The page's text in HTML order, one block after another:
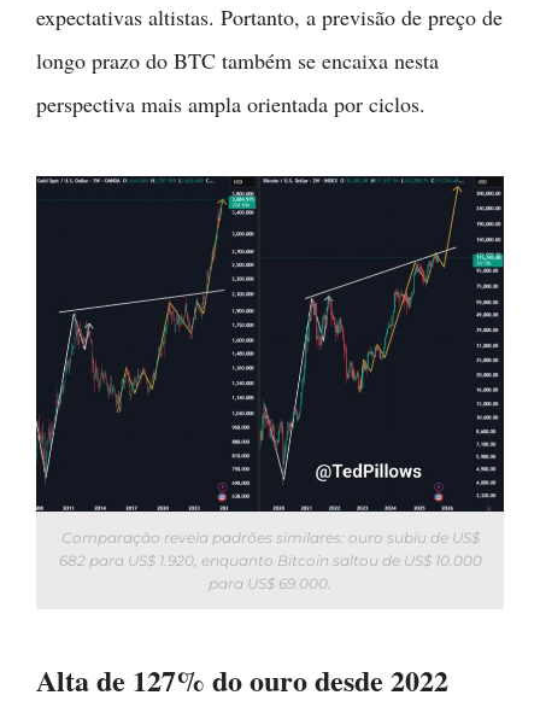
expectativas altistas. Portanto, a previsão de preço de
longo prazo do BTC também se encaixa nesta
perspectiva mais ampla orientada por ciclos.
Comparação revela padrões similares: ouro subiu de US$
682 para US$ 1.920, enquanto Bitcoin saltou de US$ 10.000
para US$ 69.000.
Alta de 127% do ouro desde 2022